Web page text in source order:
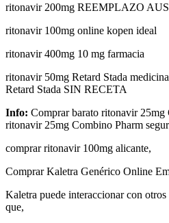
ritonavir 200mg REEMPLAZO
ritonavir 100mg online kopen ideal
ritonavir 400mg 10 mg farmacia
ritonavir 50mg Retard Stada
Retard Stada SIN RECETA
Info: Comprar barato ritonavir
ritonavir 25mg Combino Pharm
comprar ritonavir 100mg alicante,
Comprar Kaletra Genérico Online
Kaletra puede interaccionar con
que,